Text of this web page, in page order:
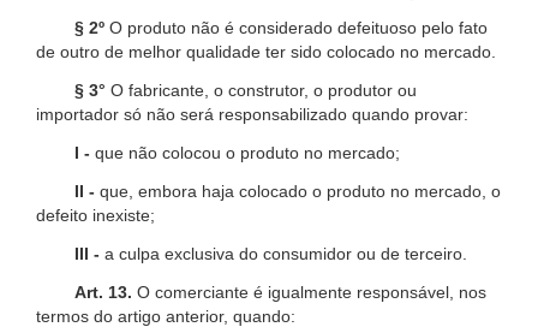
§ 2º O produto não é considerado defeituoso pelo fato
de outro de melhor qualidade ter sido colocado no mercado.
§ 3° O fabricante, o construtor, o produtor ou
importador só não será responsabilizado quando provar:
I - que não colocou o produto no mercado;
II - que, embora haja colocado o produto no mercado, o
defeito inexiste;
III - a culpa exclusiva do consumidor ou de terceiro.
Art. 13. O comerciante é igualmente responsável, nos
termos do artigo anterior, quando: